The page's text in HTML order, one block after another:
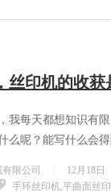
丝印机的收获
我每天都想知识有
么呢？能写什么会
限公司
12月18日
手环丝印机,平曲面丝